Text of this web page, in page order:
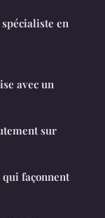
en
avec un
sur
qui façonnent